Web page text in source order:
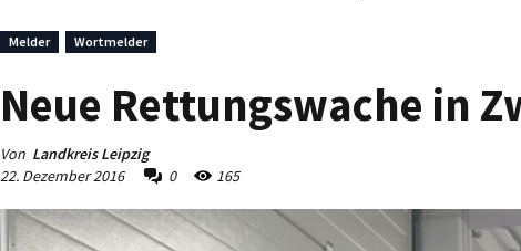
Melder Wortmelder
Neue Rettungswache in
Von Landkreis Leipzig
22. Dezember 2016
0 165